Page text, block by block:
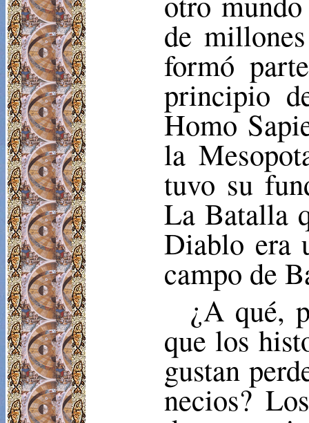
de
formó
principio
Homo
la
tuvo su
La Batalla
Diablo era
campo de
¿A qué,
que los
gustan
necios?